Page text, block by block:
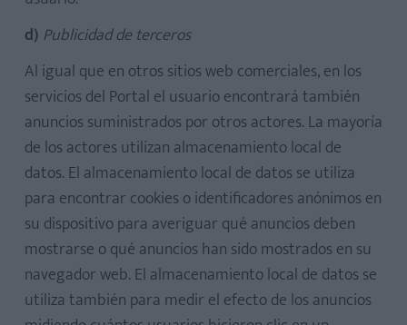
d) Publicidad de terceros
Al igual que en otros sitios web comerciales, en los
servicios del Portal el usuario encontrará también
anuncios suministrados por otros actores. La mayoría
de los actores utilizan almacenamiento local de
datos. El almacenamiento local de datos se utiliza
para encontrar cookies o identificadores anónimos en
su dispositivo para averiguar qué anuncios deben
mostrarse o qué anuncios han sido mostrados en su
navegador web. El almacenamiento local de datos se
utiliza también para medir el efecto de los anuncios